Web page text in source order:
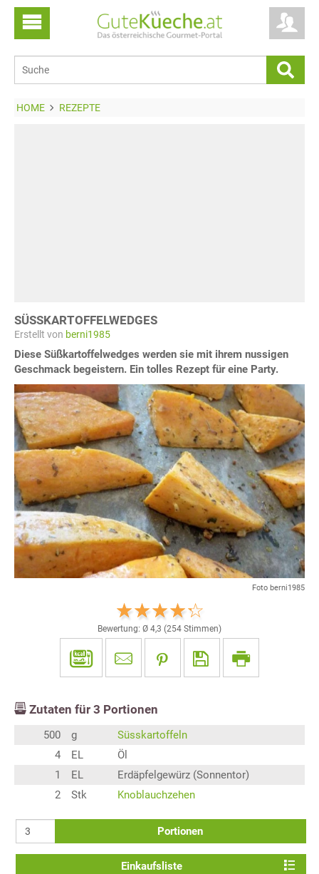
HOME REZEPTE
SÜSSKARTOFFELWEDGES
Erstellt von berni1985
Diese Süßkartoffelwedges werden sie mit ihrem nussigen
Geschmack begeistern. Ein tolles Rezept für eine Party.
Foto berni1985
Bewertung: Ø 4,3 (254 Stimmen)
Zutaten für 3 Portionen
500 g
Süsskartoffeln
4
EL
Öl
1
EL
Erdäpfelgewürz (Sonnentor)
2
Stk Knoblauchzehen
Portionen
Einkaufsliste